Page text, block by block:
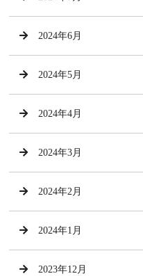
2024年6月
2024年5月
2024年4月
2024年3月
2024年2月
2024年1月
2023年12月